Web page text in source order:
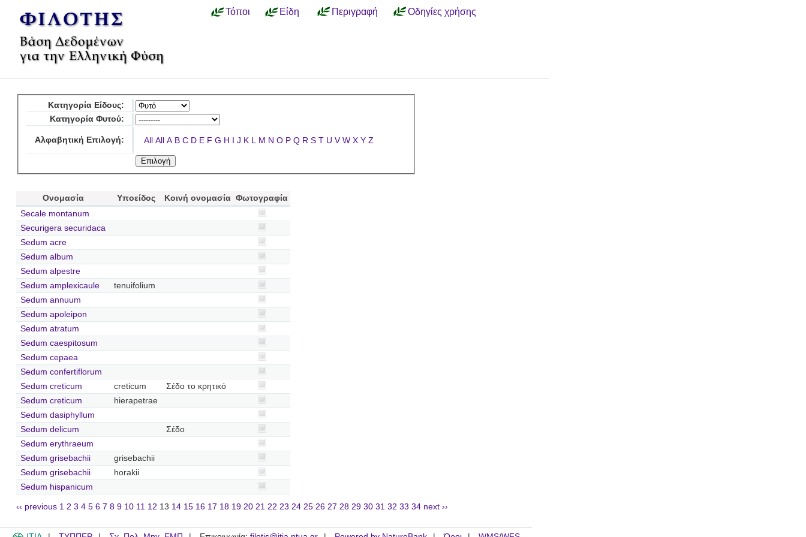
Τόποι Είδη Περιγραφή Οδηγίες χρήσης
Κατηγορία Είδους:
Κατηγορία Φυτού:
Αλφαβητική Επιλογή: All All A B C D E F G H I J K L M N O P Q R S T U V W X Y Z
Ονομασία Υποείδος Κοινή ονομασία Φωτογραφία
Secale montanum
Securigera securidaca
Sedum acre
Sedum album
Sedum alpestre
Sedum amplexicaule
tenuifolium
Sedum annuum
Sedum apoleipon
Sedum atratum
Sedum caespitosum
Sedum cepaea
Sedum confertiflorum
Sedum creticum
creticum
Σέδο το κρητικό
Sedum creticum
hierapetrae
Sedum dasiphyllum
Sedum delicum
Σέδο
Sedum erythraeum
Sedum grisebachii
grisebachii
Sedum grisebachii
horakii
Sedum hispanicum
‹‹ previous 1 2 3 4 5 6 7 8 9 10 11 12 13 14 15 16 17 18 19 20 21 22 23 24 25 26 27 28 29 30 31 32 33 34 next ››